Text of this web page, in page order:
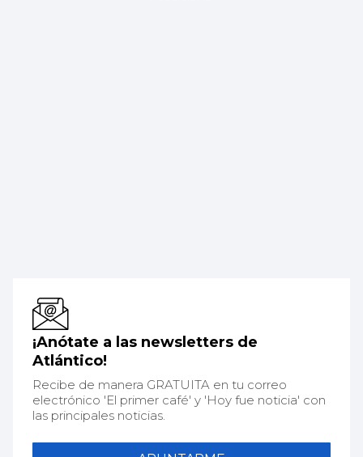
¡Anótate a las newsletters de
Atlántico!
Recibe de manera GRATUITA en tu correo
electrónico 'El primer café' y 'Hoy fue noticia' con
las principales noticias.